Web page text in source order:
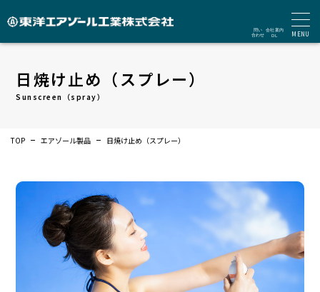
MENU
日焼け止め（スプレー）
Sunscreen（spray）
TOP エアゾール製品 日焼け止め（スプレー）